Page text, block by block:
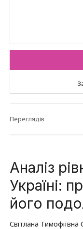
Переглядів
Аналіз
Україні:
його
Світлана Тимофіївна